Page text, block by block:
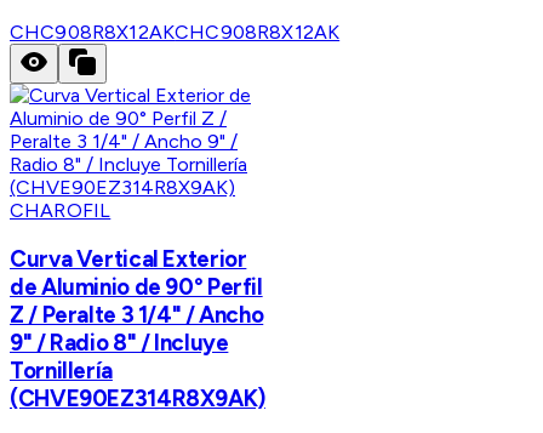
CHC908R8X12AKCHC908R8X12AK
CHAROFIL
Curva Vertical Exterior
de Aluminio de 90° Perfil
Z / Peralte 3 1/4" / Ancho
9" / Radio 8" / Incluye
Tornillería
(CHVE90EZ314R8X9AK)